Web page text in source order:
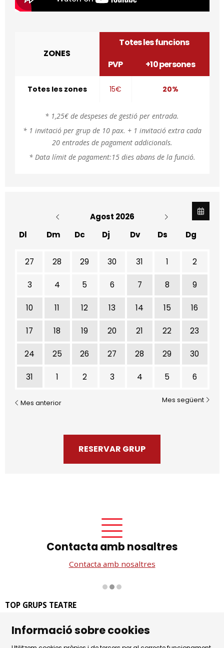
ZONES
Totes les funcions
PVP
+10 persones
Totes les zones 15€ 20%
* 1,25€ de despeses de gestió per entrada.
* 1 invitació per grup de 10 pax. + 1 invitació extra cada
20 entrades de pagament addicionals.
*Data límit de pagament:15 dies abans de la funció.
Agost 2026
Dl
Dm Dc Dj Dv Ds Dg
No hi ha cap activitat aquest mes
27 28 29 30 31 1 2
3 4 5 6 7 8 9
10 11 12 13 14 15 16
17 18 19 20 21 22 23
24 25 26 27 28 29 30
31 1 2 3 4 5 6
Mes anterior Mes següent
RESERVAR GRUP
Contacta amb nosaltres
Contacta amb nosaltres
TOP GRUPS TEATRE
08002 Barcelona
Tel. 93 441 39 79
Informació sobre cookies